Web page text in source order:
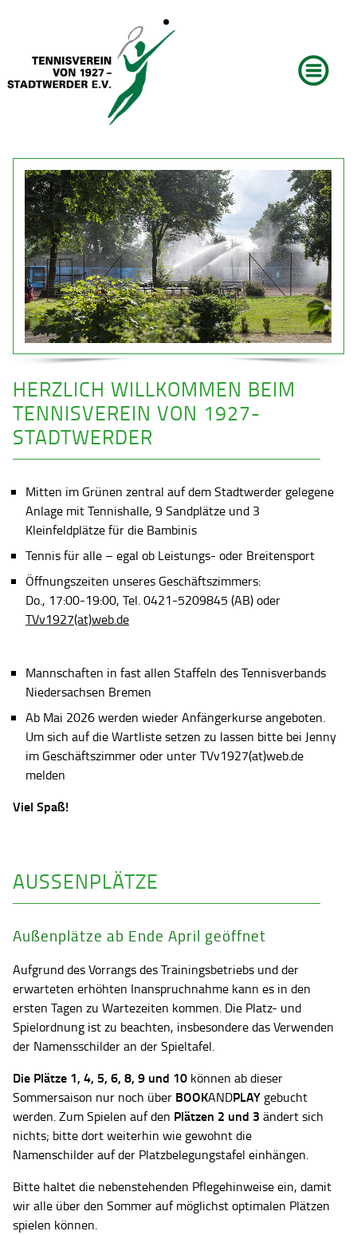
HERZLICH WILLKOMMEN BEIM
TENNISVEREIN VON 1927-
STADTWERDER
Mitten im Grünen zentral auf dem Stadtwerder gelegene
Anlage mit Tennishalle, 9 Sandplätze und 3
Kleinfeldplätze für die Bambinis
Tennis für alle – egal ob Leistungs- oder Breitensport
Öffnungszeiten unseres Geschäftszimmers:
Do., 17:00-19:00, Tel. 0421-5209845 (AB) oder
TVv1927(at)web.de
Mannschaften in fast allen Staffeln des Tennisverbands
Niedersachsen Bremen
Ab Mai 2026 werden wieder Anfängerkurse angeboten.
Um sich auf die Wartliste setzen zu lassen bitte bei Jenny
im Geschäftszimmer oder unter TVv1927(at)web.de
melden
Viel Spaß!
AUSSENPLÄTZE
Außenplätze ab Ende April geöffnet
Aufgrund des Vorrangs des Trainingsbetriebs und der
erwarteten erhöhten Inanspruchnahme kann es in den
ersten Tagen zu Wartezeiten kommen. Die Platz- und
Spielordnung ist zu beachten, insbesondere das Verwenden
der Namensschilder an der Spieltafel.
Die Plätze 1, 4, 5, 6, 8, 9 und 10 können ab dieser
Sommersaison nur noch über BOOKANDPLAY gebucht
werden. Zum Spielen auf den Plätzen 2 und 3 ändert sich
nichts; bitte dort weiterhin wie gewohnt die
Namenschilder auf der Platzbelegungstafel einhängen.
Bitte haltet die nebenstehenden Pflegehinweise ein, damit
wir alle über den Sommer auf möglichst optimalen Plätzen
spielen können.